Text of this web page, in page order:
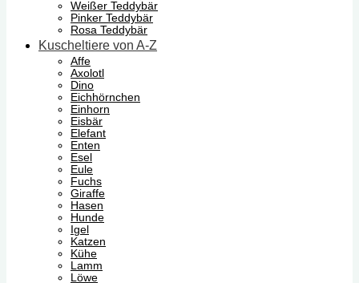
Weißer Teddybär
Pinker Teddybär
Rosa Teddybär
Kuscheltiere von A-Z
Affe
Axolotl
Dino
Eichhörnchen
Einhorn
Eisbär
Elefant
Enten
Esel
Eule
Fuchs
Giraffe
Hasen
Hunde
Igel
Katzen
Kühe
Lamm
Löwe